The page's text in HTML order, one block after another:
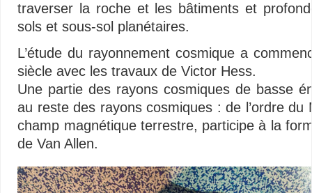
traverser la roche et les bâtiments et
sols et sous-sol planétaires.
L’étude du rayonnement cosmique a
siècle avec les travaux de Victor Hess.
Une partie des rayons cosmiques de basse
au reste des rayons cosmiques : de l’ordre du
champ magnétique terrestre, participe à la
de Van Allen.